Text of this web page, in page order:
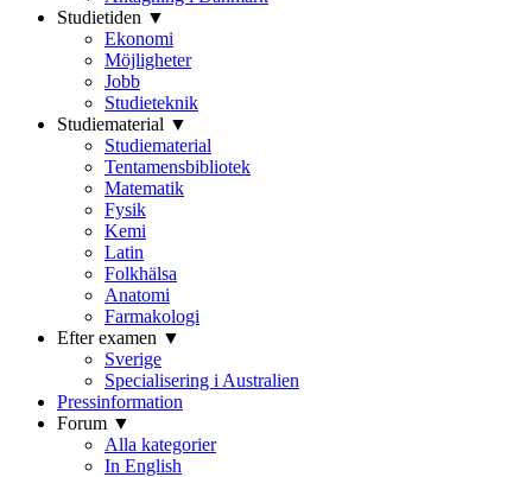
Studietiden ▼
Ekonomi
Möjligheter
Jobb
Studieteknik
Studiematerial ▼
Studiematerial
Tentamensbibliotek
Matematik
Fysik
Kemi
Latin
Folkhälsa
Anatomi
Farmakologi
Efter examen ▼
Sverige
Specialisering i Australien
Pressinformation
Forum ▼
Alla kategorier
In English